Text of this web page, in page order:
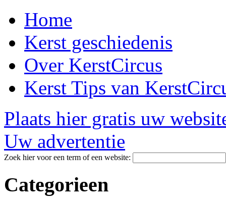
Home
Kerst geschiedenis
Over KerstCircus
Kerst Tips van
Plaats hier gratis uw
Uw advertentie
Zoek hier voor een term of een website:
Categorieen